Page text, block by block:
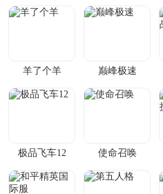
羊了个羊 巅峰极速
极品飞车12 使命召唤